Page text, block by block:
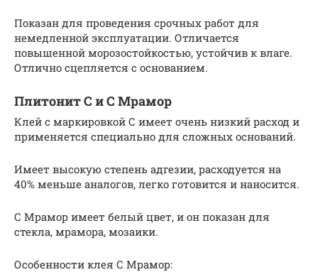
Показан для проведения срочных работ для
немедленной эксплуатации. Отличается
повышенной морозостойкостью, устойчив к влаге.
Отлично сцепляется с основанием.
Плитонит С и С Мрамор
Клей с маркировкой С имеет очень низкий расход и
применяется специально для сложных оснований.
Имеет высокую степень адгезии, расходуется на
40% меньше аналогов, легко готовится и наносится.
С Мрамор имеет белый цвет, и он показан для
стекла, мрамора, мозаики.
Особенности клея С Мрамор: